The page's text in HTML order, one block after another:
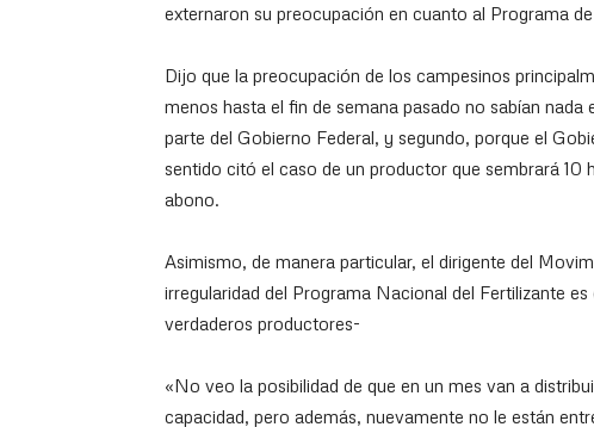
externaron su preocupación en cuanto al Programa
Dijo que la preocupación de los campesinos
menos hasta el fin de semana pasado no sabían
parte del Gobierno Federal, y segundo, porque el
sentido citó el caso de un productor que sembrará 10
abono.
Asimismo, de manera particular, el dirigente del
irregularidad del Programa Nacional del Fertilizante
verdaderos productores-
«No veo la posibilidad de que en un mes van a
capacidad, pero además, nuevamente no le están